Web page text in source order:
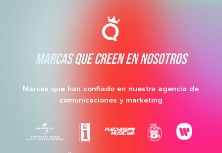
MARCAS QUE CREEN EN NOSOTROS
Marcas que han confiado en nuestra agencia de
comunicaciones y marketing